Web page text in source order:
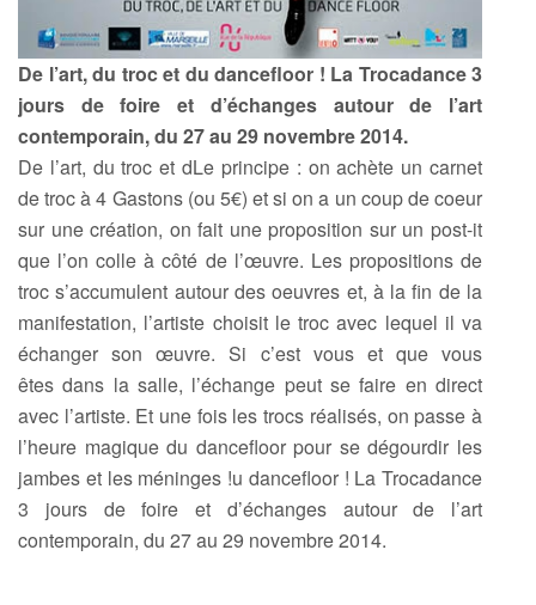
De l’art, du troc et du dancefloor ! La Trocadance 3
jours de foire et d’échanges autour de l’art
contemporain, du 27 au 29 novembre 2014.
De l’art, du troc et dLe principe : on achète un carnet
de troc à 4 Gastons (ou 5€) et si on a un coup de coeur
sur une création, on fait une proposition sur un post-it
que l’on colle à côté de l’œuvre. Les propositions de
troc s’accumulent autour des oeuvres et, à la fin de la
manifestation, l’artiste choisit le troc avec lequel il va
échanger son œuvre. Si c’est vous et que vous
êtes dans la salle, l’échange peut se faire en direct
avec l’artiste. Et une fois les trocs réalisés, on passe à
l’heure magique du dancefloor pour se dégourdir les
jambes et les méninges !u dancefloor ! La Trocadance
3 jours de foire et d’échanges autour de l’art
contemporain, du 27 au 29 novembre 2014.